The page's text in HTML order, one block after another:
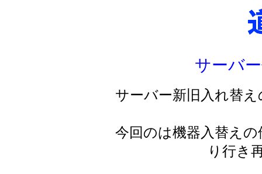
サーバ
サーバー新旧入れ替
今回のは機器入替え
り行き